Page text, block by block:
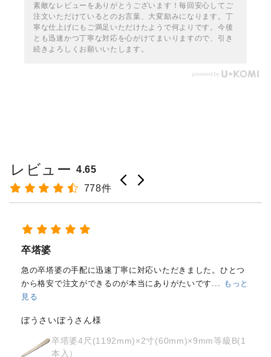
素敵なレビューをありがとうございます！毎回安心してご
注文いただけているとのお言葉、大変励みになります。丁
寧な仕上げにもご満足いただけたようで何よりです。今後
とも迅速かつ丁寧な対応を心がけてまいりますので、引き
続きよろしくお願いいたします。
レビュー 4.65
778件
経木塔婆・水塔婆五輪型１尺
(303mm)×62mm×0.4mm(200...
もっと見る
はじめて注文しました。メールと電話で内容照会しました
が、どちらも丁寧に対応していただきました。製品の
osyoh様
経木塔婆・水塔婆五輪型１尺